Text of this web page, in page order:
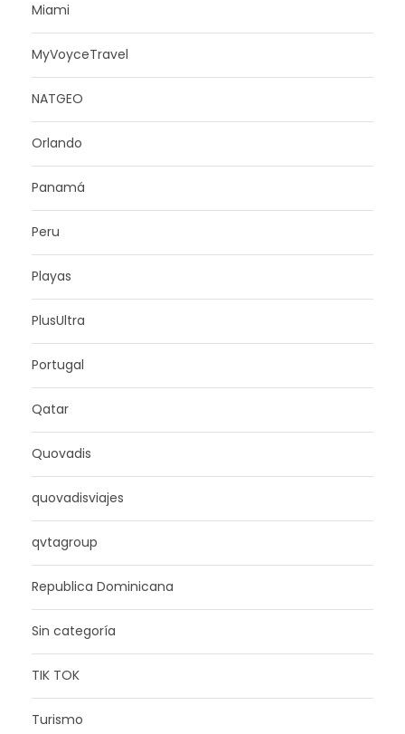
Miami
MyVoyceTravel
NATGEO
Orlando
Panamá
Peru
Playas
PlusUltra
Portugal
Qatar
Quovadis
quovadisviajes
qvtagroup
Republica Dominicana
Sin categoría
TIK TOK
Turismo